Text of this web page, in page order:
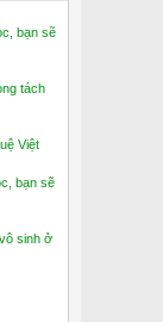
bạn sẽ
tách
Việt
bạn sẽ
sinh ở